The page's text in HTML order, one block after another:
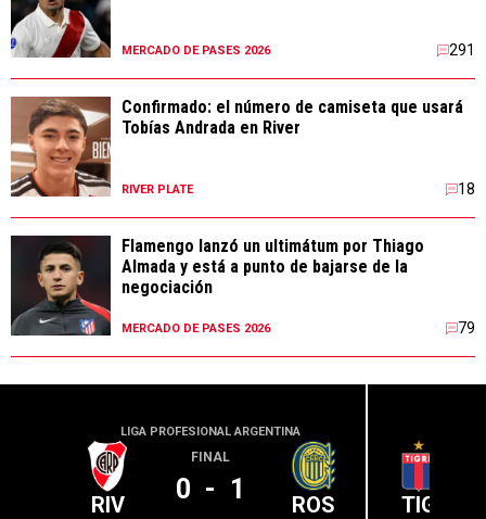
MERCADO DE PASES 2026 291
Confirmado: el número de camiseta que usará
Tobías Andrada en River
RIVER PLATE 18
Flamengo lanzó un ultimátum por Thiago
Almada y está a punto de bajarse de la
negociación
MERCADO DE PASES 2026 79
LIGA PROFESIONAL ARGENTINA
RIV
FINAL
0 - 1 ROS TIG